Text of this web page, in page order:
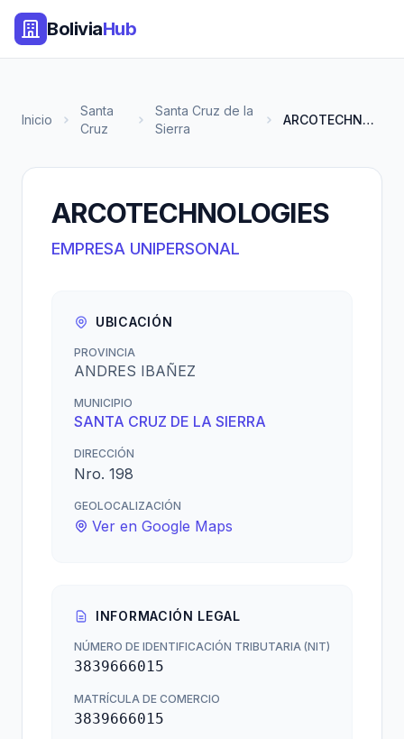
BoliviaHub
Inicio
Santa
Cruz
Santa Cruz de la
Sierra
ARCOTECHNOLOGIES
ARCOTECHNOLOGIES
EMPRESA UNIPERSONAL
UBICACIÓN
PROVINCIA
ANDRES IBAÑEZ
MUNICIPIO
SANTA CRUZ DE LA SIERRA
DIRECCIÓN
Nro. 198
GEOLOCALIZACIÓN
Ver en Google Maps
INFORMACIÓN LEGAL
NÚMERO DE IDENTIFICACIÓN TRIBUTARIA (NIT)
3839666015
MATRÍCULA DE COMERCIO
3839666015